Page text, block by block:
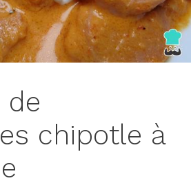
de
chipotle à